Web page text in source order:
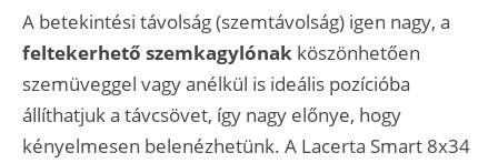
A betekintési távolság (szemtávolság) igen nagy, a
feltekerhető szemkagylónak köszönhetően
szemüveggel vagy anélkül is ideális pozícióba
állíthatjuk a távcsövet, így nagy előnye, hogy
kényelmesen belenézhetünk. A Lacerta Smart 8x34